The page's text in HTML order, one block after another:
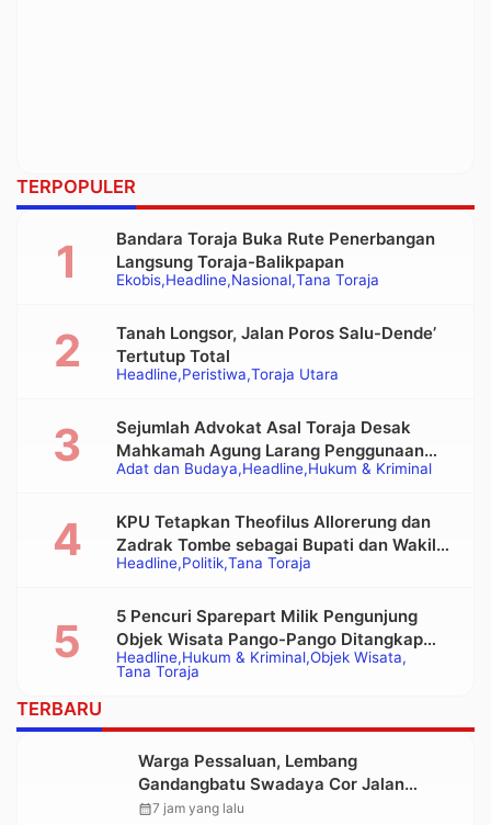
TERPOPULER
Ekobis Headline Nasional Tana Toraja
Bandara Toraja Buka Rute Penerbangan
Langsung Toraja-Balikpapan
Headline Peristiwa Toraja Utara
Tanah Longsor, Jalan Poros Salu-Dende’
Tertutup Total
Adat dan Budaya Headline Hukum & Kriminal
Sejumlah Advokat Asal Toraja Desak
Mahkamah Agung Larang Penggunaan
Alat Berat pada Eksekusi Rumah Adat
Headline Politik Tana Toraja
KPU Tetapkan Theofilus Allorerung dan
Zadrak Tombe sebagai Bupati dan Wakil
Bupati Tana Toraja Terpilih
Headline Hukum & Kriminal Objek Wisata
Tana Toraja
5 Pencuri Sparepart Milik Pengunjung
Objek Wisata Pango-Pango Ditangkap
Polisi
TERBARU
Warga Pessaluan, Lembang
Gandangbatu Swadaya Cor Jalan
Kabupaten
calendar_month7 jam yang lalu